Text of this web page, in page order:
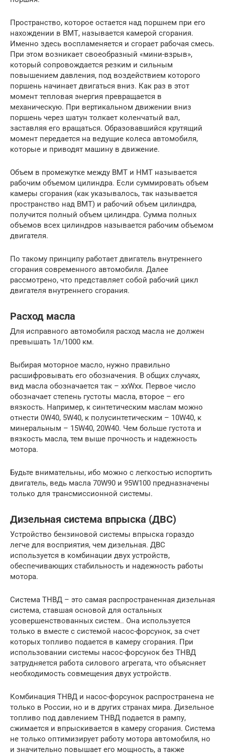
Пространство, которое остается над поршнем при его
нахождении в ВМТ, называется камерой сгорания.
Именно здесь воспламеняется и сгорает рабочая смесь.
При этом возникает своеобразный «мини-взрыв»,
который сопровождается резким и сильным
повышением давления, под воздействием которого
поршень начинает двигаться вниз. Как раз в этот
момент тепловая энергия превращается в
механическую. При вертикальном движении вниз
поршень через шатун толкает коленчатый вал,
заставляя его вращаться. Образовавшийся крутящий
момент передается на ведущие колеса автомобиля,
которые и приводят машину в движение.
Объем в промежутке между ВМТ и НМТ называется
рабочим объемом цилиндра. Если суммировать объем
камеры сгорания (как указывалось, так называется
пространство над ВМТ) и рабочий объем цилиндра,
получится полный объем цилиндра. Сумма полных
объемов всех цилиндров называется рабочим объемом
двигателя.
По такому принципу работает двигатель внутреннего
сгорания современного автомобиля. Далее
рассмотрено, что представляет собой рабочий цикл
двигателя внутреннего сгорания.
Расход масла
Для исправного автомобиля расход масла не должен
превышать 1л/1000 км.
Выбирая моторное масло, нужно правильно
расшифровывать его обозначения. В общих случаях,
вид масла обозначается так – xxWxx. Первое число
обозначает степень густоты масла, второе – его
вязкость. Например, к синтетическим маслам можно
отнести 0W40, 5W40, к полусинтетическим – 10W40, к
минеральным – 15W40, 20W40. Чем больше густота и
вязкость масла, тем выше прочность и надежность
мотора.
Будьте внимательны, ибо можно с легкостью испортить
двигатель, ведь масла 70W90 и 95W100 предназначены
только для трансмиссионной системы.
Дизельная система впрыска (ДВС)
Устройство бензиновой системы впрыска гораздо
легче для восприятия, чем дизельная. ДВС
используется в комбинации двух устройств,
обеспечивающих стабильность и надежность работы
мотора.
Система ТНВД – это самая распространенная дизельная
система, ставшая основой для остальных
усовершенствованных систем.. Она используется
только в вместе с системой насос-форсунок, за счет
которых топливо подается в камеру сгорания. При
использовании системы насос-форсунок без ТНВД
затрудняется работа силового агрегата, что объясняет
необходимость совмещения двух устройств.
Комбинация ТНВД и насос-форсунок распространена не
только в России, но и в других странах мира. Дизельное
топливо под давлением ТНВД подается в рампу,
сжимается и впрыскивается в камеру сгорания. Система
не только оптимизирует работу мотора автомобиля, но
и значительно повышает его мощность, а также